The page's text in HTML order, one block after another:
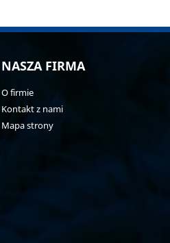
NASZA FIRMA
O firmie
Kontakt z nami
Mapa strony